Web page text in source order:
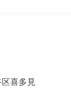
喜多見